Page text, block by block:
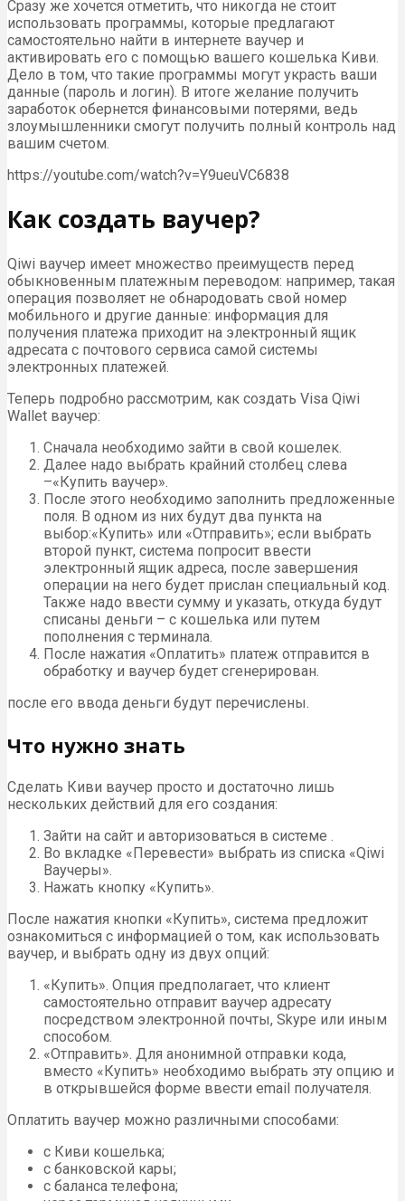
Сразу же хочется отметить, что никогда не стоит
использовать программы, которые предлагают
самостоятельно найти в интернете ваучер и
активировать его с помощью вашего кошелька Киви.
Дело в том, что такие программы могут украсть ваши
данные (пароль и логин). В итоге желание получить
заработок обернется финансовыми потерями, ведь
злоумышленники смогут получить полный контроль над
вашим счетом.
https://youtube.com/watch?v=Y9ueuVC6838
Как создать ваучер?
Qiwi ваучер имеет множество преимуществ перед
обыкновенным платежным переводом: например, такая
операция позволяет не обнародовать свой номер
мобильного и другие данные: информация для
получения платежа приходит на электронный ящик
адресата с почтового сервиса самой системы
электронных платежей.
Теперь подробно рассмотрим, как создать Visa Qiwi
Wallet ваучер:
Сначала необходимо зайти в свой кошелек.
Далее надо выбрать крайний столбец слева
–«Купить ваучер».
После этого необходимо заполнить предложенные
поля. В одном из них будут два пункта на
выбор:«Купить» или «Отправить»; если выбрать
второй пункт, система попросит ввести
электронный ящик адреса, после завершения
операции на него будет прислан специальный код.
Также надо ввести сумму и указать, откуда будут
списаны деньги – с кошелька или путем
пополнения с терминала.
После нажатия «Оплатить» платеж отправится в
обработку и ваучер будет сгенерирован.
после его ввода деньги будут перечислены.
Что нужно знать
Сделать Киви ваучер просто и достаточно лишь
нескольких действий для его создания:
Зайти на сайт и авторизоваться в системе .
Во вкладке «Перевести» выбрать из списка «Qiwi
Ваучеры».
Нажать кнопку «Купить».
После нажатия кнопки «Купить», система предложит
ознакомиться с информацией о том, как использовать
ваучер, и выбрать одну из двух опций:
«Купить». Опция предполагает, что клиент
самостоятельно отправит ваучер адресату
посредством электронной почты, Skype или иным
способом.
«Отправить». Для анонимной отправки кода,
вместо «Купить» необходимо выбрать эту опцию и
в открывшейся форме ввести email получателя.
Оплатить ваучер можно различными способами:
с Киви кошелька;
с банковской кары;
с баланса телефона;